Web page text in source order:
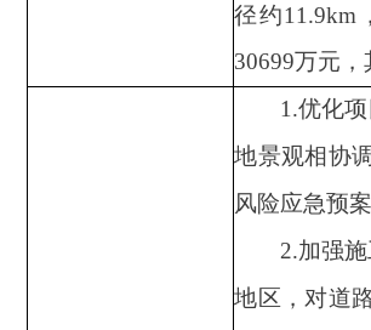
径约11.9km
30699万元
1 .优化
地景观相协
风险应急预
2.加强
地区，对道